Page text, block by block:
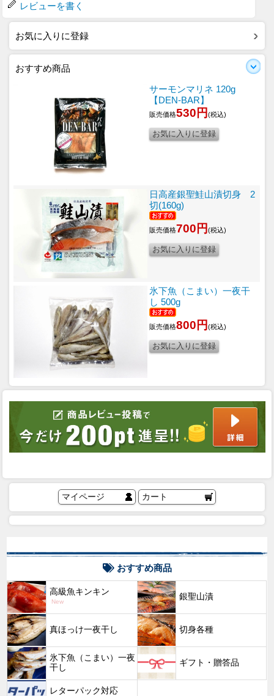
レビューを書く
お気に入りに登録
おすすめ商品
サーモンマリネ 120g
【DEN-BAR】
販売価格530円(税込)
日高産銀聖鮭山漬切身 2
切(160g)
販売価格700円(税込)
氷下魚（こまい）一夜干
し 500g
販売価格800円(税込)
マイページ カート
おすすめ商品
高級魚キンキン
New
銀聖山漬
真ほっけ一夜干し 切身各種
氷下魚（こまい）一夜
干し
ギフト・贈答品
レターパック対応